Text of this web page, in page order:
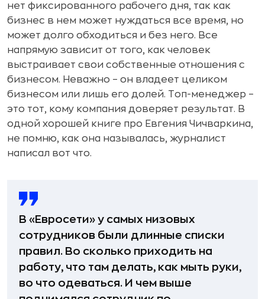
нет фиксированного рабочего дня, так как
бизнес в нем может нуждаться все время, но
может долго обходиться и без него. Все
напрямую зависит от того, как человек
выстраивает свои собственные отношения с
бизнесом. Неважно – он владеет целиком
бизнесом или лишь его долей. Топ-менеджер –
это тот, кому компания доверяет результат. В
одной хорошей книге про Евгения Чичваркина,
не помню, как она называлась, журналист
написал вот что.
В «Евросети» у самых низовых
сотрудников были длинные списки
правил. Во сколько приходить на
работу, что там делать, как мыть руки,
во что одеваться. И чем выше